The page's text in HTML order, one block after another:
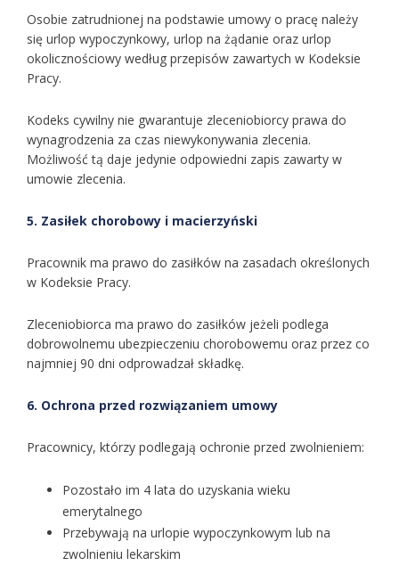
Osobie zatrudnionej na podstawie umowy o pracę należy
się urlop wypoczynkowy, urlop na żądanie oraz urlop
okolicznościowy według przepisów zawartych w Kodeksie
Pracy.
Kodeks cywilny nie gwarantuje zleceniobiorcy prawa do
wynagrodzenia za czas niewykonywania zlecenia.
Możliwość tą daje jedynie odpowiedni zapis zawarty w
umowie zlecenia.
5. Zasiłek chorobowy i macierzyński
Pracownik ma prawo do zasiłków na zasadach określonych
w Kodeksie Pracy.
Zleceniobiorca ma prawo do zasiłków jeżeli podlega
dobrowolnemu ubezpieczeniu chorobowemu oraz przez co
najmniej 90 dni odprowadzał składkę.
6. Ochrona przed rozwiązaniem umowy
Pracownicy, którzy podlegają ochronie przed zwolnieniem:
Pozostało im 4 lata do uzyskania wieku
emerytalnego
Przebywają na urlopie wypoczynkowym lub na
zwolnieniu lekarskim